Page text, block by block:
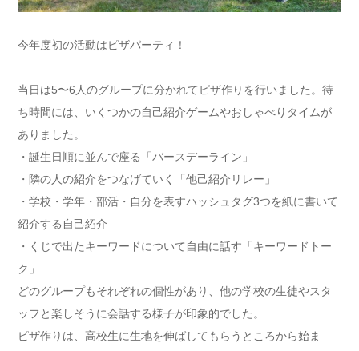
今年度初の活動はピザパーティ！
当日は5〜6人のグループに分かれてピザ作りを行いました。待
ち時間には、いくつかの自己紹介ゲームやおしゃべりタイムが
ありました。
・誕生日順に並んで座る「バースデーライン」
・隣の人の紹介をつなげていく「他己紹介リレー」
・学校・学年・部活・自分を表すハッシュタグ3つを紙に書いて
紹介する自己紹介
・くじで出たキーワードについて自由に話す「キーワードトー
ク」
どのグループもそれぞれの個性があり、他の学校の生徒やスタ
ッフと楽しそうに会話する様子が印象的でした。
ピザ作りは、高校生に生地を伸ばしてもらうところから始ま